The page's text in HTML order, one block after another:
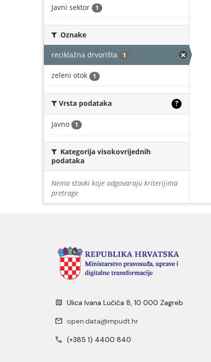
Javni sektor 1
Oznake
reciklažna drvorišta 1
zeleni otok 1
Vrsta podataka ?
Javno 1
Kategorija visokovrijednih
podataka
Nema stavki koje odgovaraju kriterijima
pretrage